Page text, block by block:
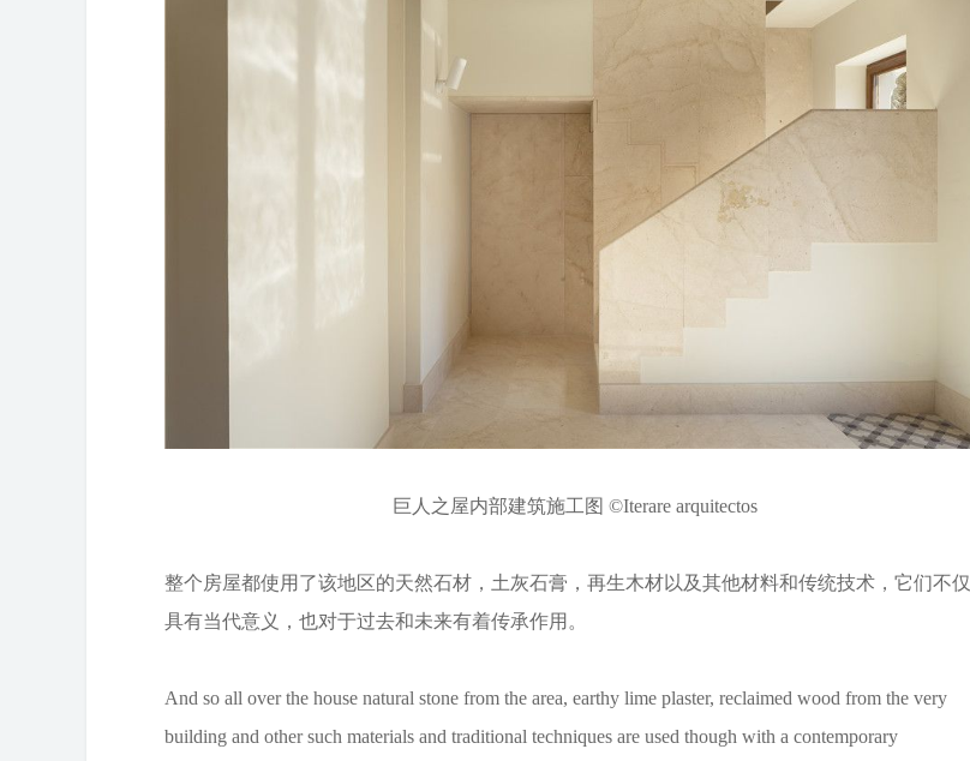
巨人之屋内部建筑施工图 ©Iterare arquitectos
整个房屋都使用了该地区的天然石材，土灰石膏，再生木材以及其他材料和传统技术，它们不仅
具有当代意义，也对于过去和未来有着传承作用。
And so all over the house natural stone from the area, earthy lime plaster, reclaimed wood from the very
building and other such materials and traditional techniques are used though with a contemporary